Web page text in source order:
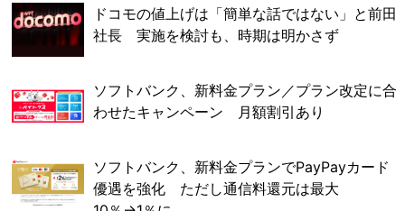
ドコモの値上げは「簡単な話ではない」と前田
社長 実施を検討も、時期は明かさず
ソフトバンク、新料金プラン／プラン改定に合
わせたキャンペーン 月額割引あり
ソフトバンク、新料金プランでPayPayカード
優遇を強化 ただし通信料還元は最大